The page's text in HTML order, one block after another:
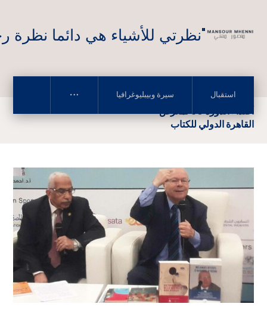
"نظرتي للأشياء هي دائما
استقبال سيرة وبيبليوغرافيا
أصداء الدورة 56 لمعرض
القاهرة الدولي للكتاب